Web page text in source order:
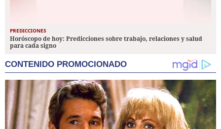
PREDICCIONES
Horóscopo de hoy: Predicciones sobre trabajo, relaciones y salud
para cada signo
CONTENIDO PROMOCIONADO